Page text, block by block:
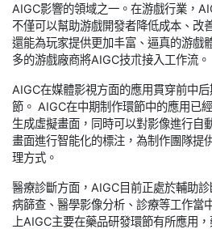
AIGC影響的領域之一。在游戲行業，
不僅可以幫助游戲開發者降低成本、改
還能為玩家提供更加丰富、逼真的游戲
多的游戲廠商將AIGC技朮接入工作流。
AIGC在媒體影視方面的應用貫穿前中
節。 AIGC在中期制作環節中的應用已
生成虛擬畫面，同時可以對影像進行自
畫面進行智能化的標注，為制作團隊提
理方式。
醫療診斷方面，AIGC目前正處於輔助
病篩查、醫學影像分析、診療等工作當
上AIGC主要在藥品研發環節有所應用